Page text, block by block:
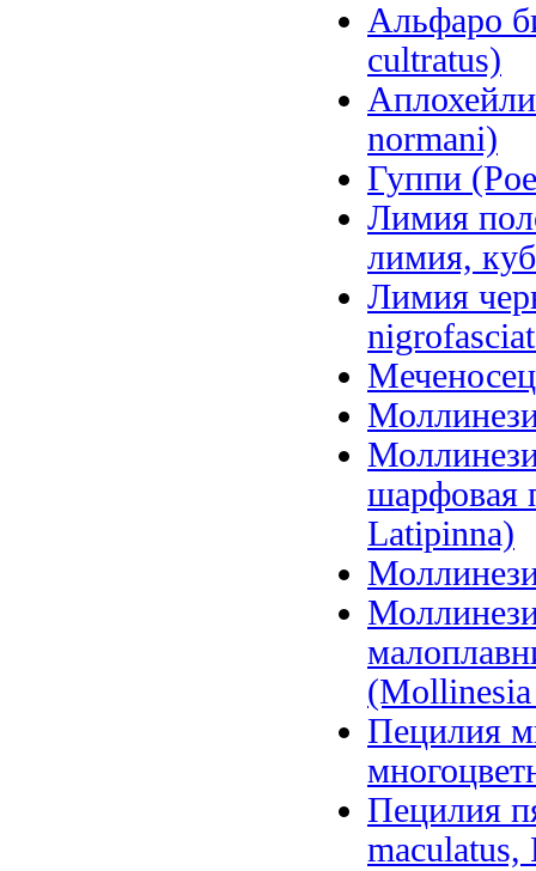
Альфаро
cultratus)
normani)
Гуппи
Лимия
лимия,
Лимия
шарфовая
Latipinna)
(Mollinesia
Пецилия
Пецилия
maculatus,